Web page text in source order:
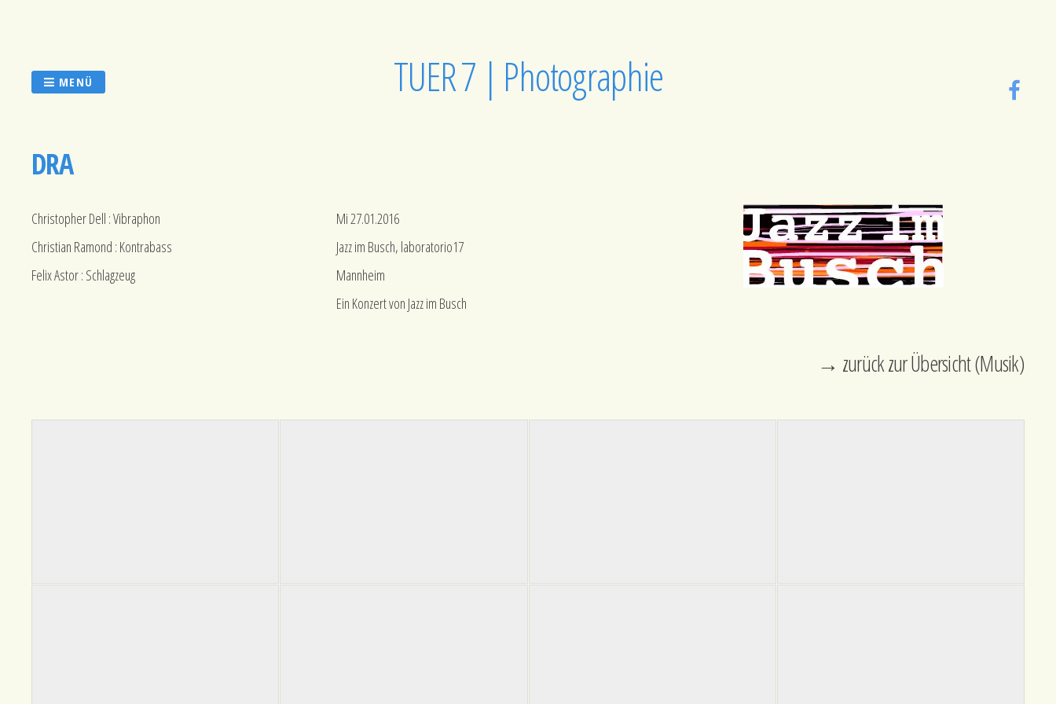
TUER 7 | Photographie
MENÜ
DRA
Christopher Dell : Vibraphon
Christian Ramond : Kontrabass
Felix Astor : Schlagzeug
Mi 27.01.2016
Jazz im Busch, laboratorio17
Mannheim
Ein Konzert von Jazz im Busch
→ zurück zur Übersicht (Musik)